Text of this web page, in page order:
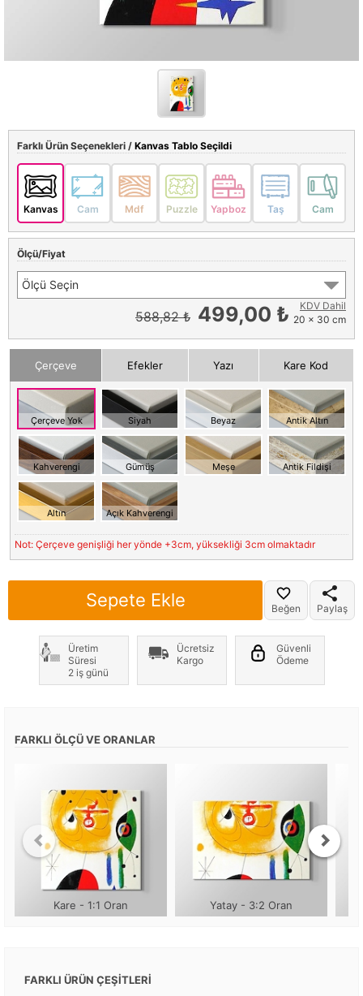
Farklı Ürün Seçenekleri / Kanvas Tablo Seçildi
Kanvas Cam Mdf Puzzle Yapboz Taş Cam
Ölçü/Fiyat
Ölçü Seçin
588,82 ₺ 499,00 ₺
KDV Dahil
20 x 30 cm
Çerçeve Efekler Yazı Kare Kod
Çerçeve Yok Siyah Beyaz Antik Altın
Kahverengi Gümüş Meşe Antik Fildişi
Altın Açık Kahverengi
Not: Çerçeve genişliği her yönde +3cm, yüksekliği 3cm olmaktadır
Sepete Ekle Beğen Paylaş
Üretim
Süresi
2 iş günü
Ücretsiz
Kargo
Güvenli
Ödeme
FARKLI ÖLÇÜ VE ORANLAR
Kare - 1:1 Oran Yatay - 3:2 Oran
FARKLI ÜRÜN ÇEŞİTLERİ